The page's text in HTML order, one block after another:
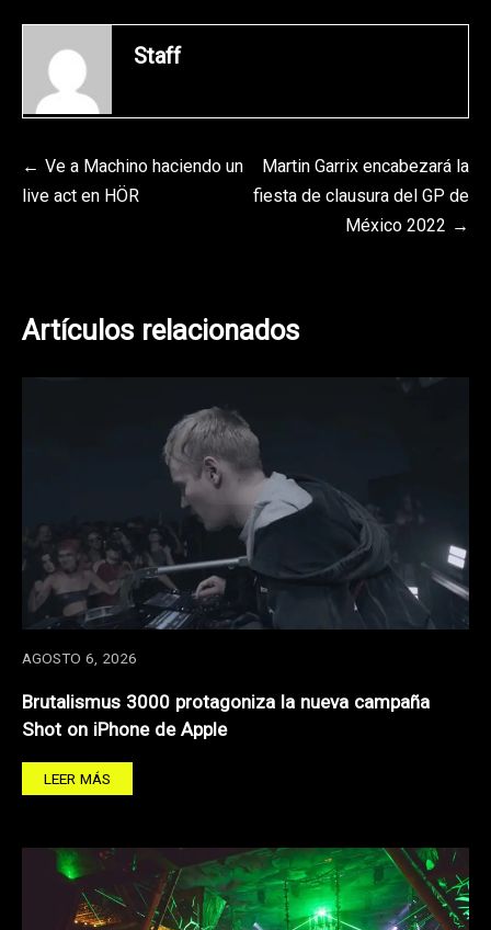
Staff
Navegación
de
Ve a Machino haciendo un
live act en HÖR
Martin Garrix encabezará la
fiesta de clausura del GP de
México 2022
Artículos relacionados
AGOSTO 6, 2026
Brutalismus 3000 protagoniza la nueva campaña
Shot on iPhone de Apple
LEER MÁS